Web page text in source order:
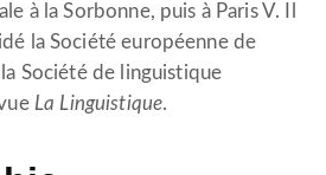
à la Sorbonne, puis à Paris V. Il
la Société européenne de
Société de linguistique
La Linguistique.